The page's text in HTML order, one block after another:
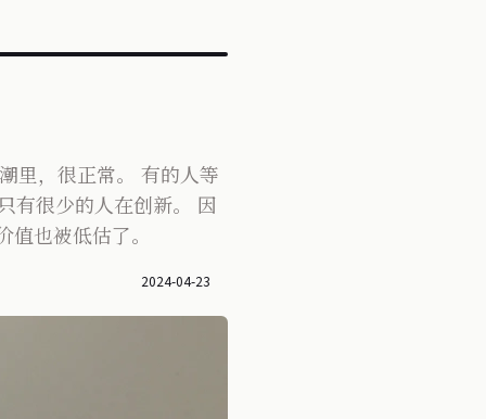
里，很正常。 有的人等
有很少的人在创新。 因
也被低估了。
2024-04-23